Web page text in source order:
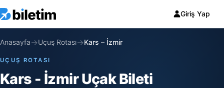
Giriş Yap
Anasayfa→Uçuş Rotası→Kars – İzmir
UÇUŞ ROTASI
Kars - İzmir Uçak Bileti